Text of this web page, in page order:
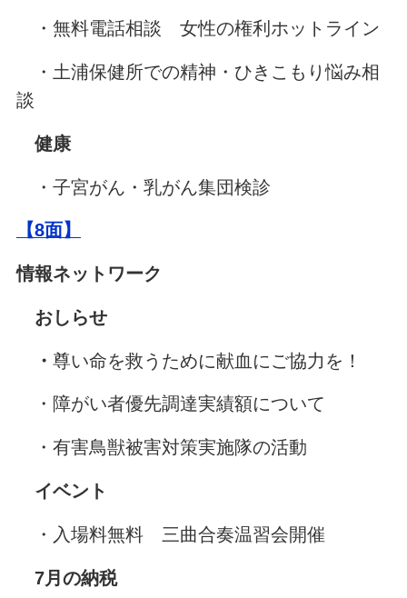
・無料電話相談 女性の権利ホットライン
・土浦保健所での精神・ひきこもり悩み相
談
健康
・子宮がん・乳がん集団検診
【8面】
情報ネットワーク
おしらせ
・ 尊い命を救うために献血にご協力を！
・障がい者優先調達実績額について
・有害鳥獣被害対策実施隊の活動
イベント
・入場料無料 三曲合奏温習会開催
7月の納税